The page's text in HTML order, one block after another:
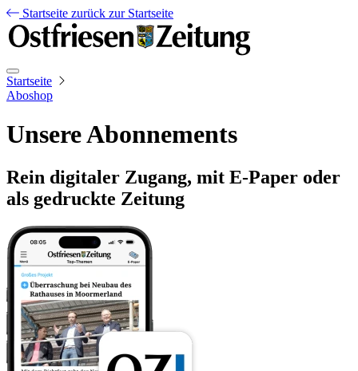
Startseite zurück zur Startseite
Startseite
Aboshop
Unsere Abonnements
Rein digitaler Zugang, mit E-Paper oder
als gedruckte Zeitung